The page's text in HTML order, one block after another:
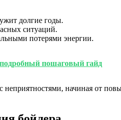
долгие годы.
ситуаций.
потерями энергии.
подробный пошаговый гайд
начиная от